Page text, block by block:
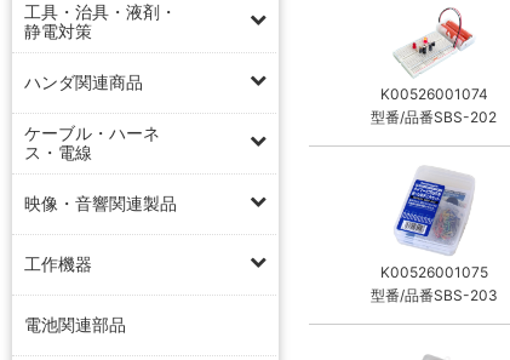
工具・治具・液剤・
静電対策
ハンダ関連商品
ケーブル・ハーネ
ス・電線
映像・音響関連製品
工作機器
電池関連部品
K00526001074
型番/品番SBS-202
K00526001075
型番/品番SBS-203